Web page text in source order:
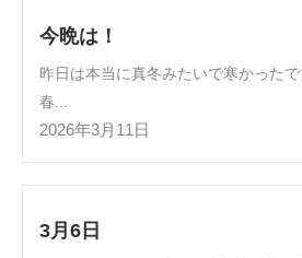
今晩は！
昨日は本当に真冬みたいで寒かった
春...
2026年3月11日
3月6日